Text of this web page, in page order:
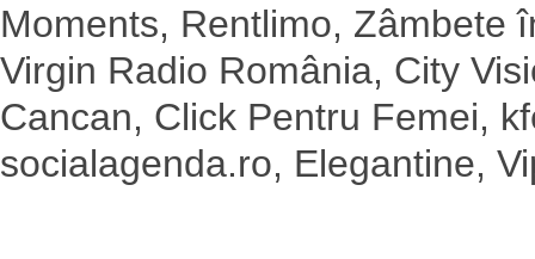
Moments, Rentlimo, Zâmbete
Virgin Radio România, City
Cancan, Click Pentru Femei,
socialagenda.ro, Elegantine,